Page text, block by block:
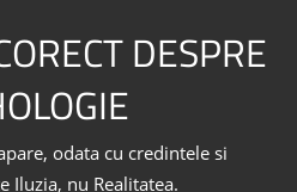
DESPRE
odata cu credintele si
Iluzia, nu Realitatea.